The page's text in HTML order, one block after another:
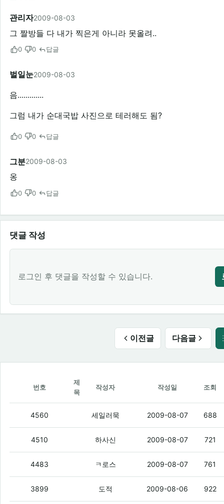
관리자2009-08-03
그 짤방들 다 내가 찍은게 아니라 못올려..
0 0 답글
벌일눈2009-08-03
음.............
그럼 내가 순대국밥 사진으로 테러해도 됨?
0 0 답글
그분2009-08-03
옹
0 0 답글
댓글 작성
로그인 후 댓글을 작성할 수 있습니다.
이전글 다음글
번호
제
목
작성자 작성일 조회
4560 갖고 싶은 거 구걸하면 되나여?(12)
세일러묵 2009-08-07 688
4510 달구생키 여기서 노래 퍼주고있네? (3)
하사신 2009-08-07 721
4483 오늘 부터 노래 영화 드라마 구걸 하세여
ㅋ로스 2009-08-07 761
3899 누가 남는 돈좀 줘라(16)
도적 2009-08-06 922